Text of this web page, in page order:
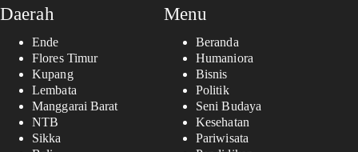
Daerah
Ende
Flores Timur
Kupang
Lembata
Manggarai Barat
NTB
Sikka
Menu
Beranda
Humaniora
Bisnis
Politik
Seni Budaya
Kesehatan
Pariwisata